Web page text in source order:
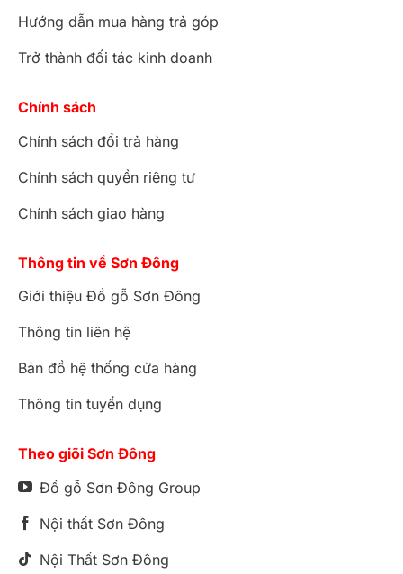
Hướng dẫn mua hàng trả góp
Trở thành đối tác kinh doanh
Chính sách
Chính sách đổi trả hàng
Chính sách quyền riêng tư
Chính sách giao hàng
Thông tin về Sơn Đông
Giới thiệu Đồ gỗ Sơn Đông
Thông tin liên hệ
Bản đồ hệ thống cửa hàng
Thông tin tuyển dụng
Theo giõi Sơn Đông
Đồ gỗ Sơn Đông Group
Nội thất Sơn Đông
Nội Thất Sơn Đông